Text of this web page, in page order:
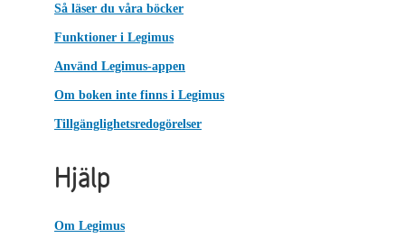
Så läser du våra böcker
Funktioner i Legimus
Använd Legimus-appen
Om boken inte finns i Legimus
Tillgänglighetsredogörelser
Hjälp
Om Legimus